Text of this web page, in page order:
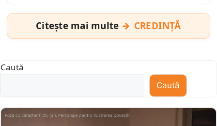
Citește mai multe CREDINȚĂ
Caută
Caută